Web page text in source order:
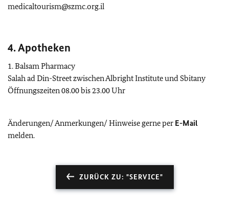
medicaltourism@szmc.org.il
4. Apotheken
1. Balsam Pharmacy
Salah ad Din-Street zwischen Albright Institute und Sbitany
Öffnungszeiten 08.00 bis 23.00 Uhr
Änderungen/ Anmerkungen/ Hinweise gerne per E-Mail
melden.
ZURÜCK ZU: "SERVICE"